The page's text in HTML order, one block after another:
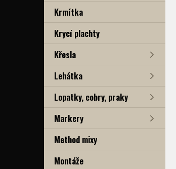
Krmítka
Krycí plachty
Křesla
Lehátka
Lopatky, cobry, praky
Markery
Method mixy
Montáže